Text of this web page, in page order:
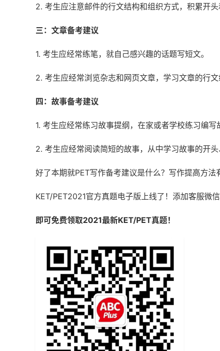
2. 考生应注意邮件的行文结构和组织方式，积累开头
三：文章备考建议
1. 考生应经常练笔，就自己感兴趣的话题写短文。
2. 考生应经常浏览杂志和网页文章，学习文章的行文
四：故事备考建议
1. 考生应经常练习故事提纲，在家或者学校练习编写
2. 考生应经常阅读简短的故事，从中学习故事的开头
好了本期就PET写作备考建议是什么？写作提高方
KET/PET2021官方真题电子版上线了！添加客服微
即可免费领取2021最新KET/PET真题！